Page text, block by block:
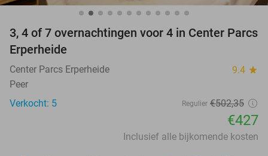
3, 4 of 7 overnachtingen voor 4 in Center Parcs
Erperheide
Center Parcs Erperheide 9.4 star
Peer
Verkocht: 5
Regulier €502,35
€427
Inclusief alle bijkomende kosten